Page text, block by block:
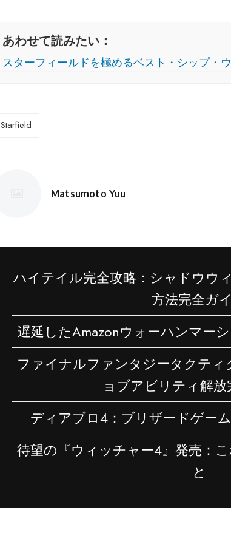
あわせて読みたい：
スターフィールドを極めるベスト・シップ・
Starfield
投
Matsumoto Yuu
ハイテイル完全攻略：シャドウウ
方法完全ガ
遅延したAmazonウォーハンマー
ファイナルファンタジータクテ
ョブアビリティ解放
ディアブロ4：ブリザードゲー
待望の『ウィッチャー4』発売：
と